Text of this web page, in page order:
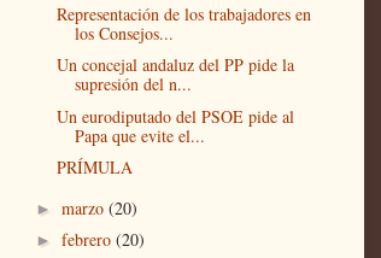
Representación de los trabajadores en
los Consejos...
Un concejal andaluz del PP pide la
supresión del n...
Un eurodiputado del PSOE pide al
Papa que evite el...
PRÍMULA
► marzo (20)
► febrero (20)